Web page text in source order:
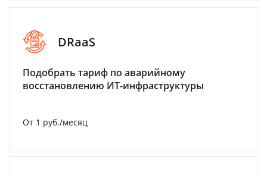
DRaaS
Подобрать тариф по аварийному
восстановлению ИТ-инфраструктуры
От 1 руб./месяц